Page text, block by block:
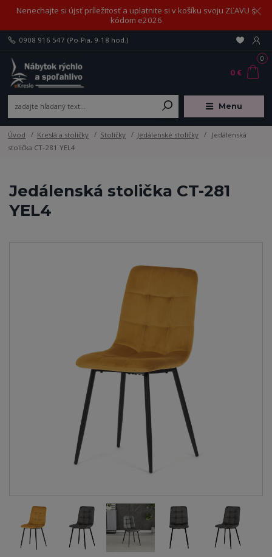
Nenechajte si újsť príležitosť a uplatnite si v košíku svoju ZĽAVU s
kódom e2026
Menu
0908 916 547 (Po-Pia, 9-18 hod.)
0
0 €
Úvod Kreslá a stoličky Stoličky Jedálenské stoličky
Jedálenská
stolička CT-281 YEL4
Jedálenská stolička CT-281
YEL4